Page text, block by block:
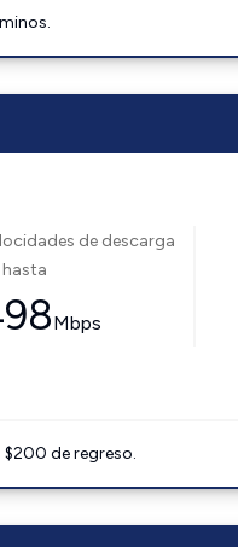
de descarga
hasta
Mbps
de regreso.